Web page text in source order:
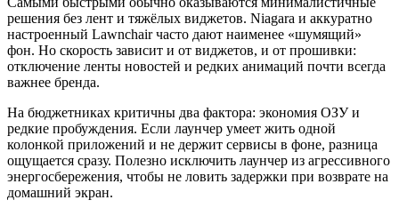
решения без лент и тяжёлых виджетов. Niagara и аккуратно
настроенный Lawnchair часто дают наименее «шумящий»
фон. Но скорость зависит и от виджетов, и от прошивки:
отключение ленты новостей и редких анимаций почти всегда
важнее бренда.
На бюджетниках критичны два фактора: экономия ОЗУ и
редкие пробуждения. Если лаунчер умеет жить одной
колонкой приложений и не держит сервисы в фоне, разница
ощущается сразу. Полезно исключить лаунчер из агрессивного
энергосбережения, чтобы не ловить задержки при возврате на
домашний экран.